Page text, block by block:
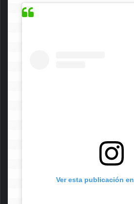
Ver esta publicación